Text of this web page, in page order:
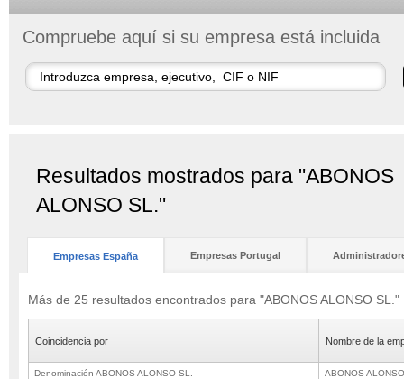
Compruebe aquí si su empresa está incluida
Resultados mostrados para "ABONOS
ALONSO SL."
Empresas España Empresas Portugal
Más de 25 resultados encontrados para "ABONOS ALONSO SL."
Coincidencia por Nombre de la
Denominación ABONOS ALONSO SL. ABONOS